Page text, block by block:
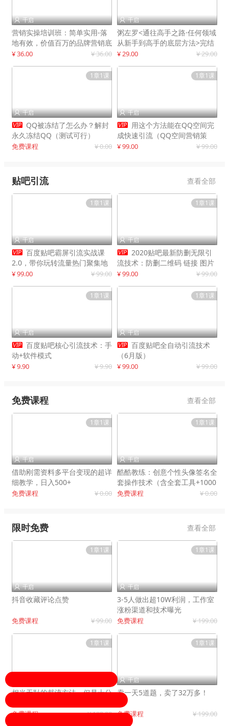
 千启
营销实操培训班：简单实用-落
地有效，价值百万的品牌营销底
层逻辑
¥ 36.00 ¥ 36.00
 千启
粥左罗<通往高手之路·任何领域
从新手到高手的底层方法>完结
¥ 29.00 ¥ 29.00
1章1课
 千启
 QQ被冻结了怎么办？解封
永久冻结QQ（测试可行）
免费课程 ¥ 0.00
1章1课
 千启
 用这个方法能在QQ空间完
成快速引流（QQ空间营销策
略）
¥ 99.00 ¥ 99.00
贴吧引流 查看全部
1章1课
 千启
 百度贴吧霸屏引流实战课
2.0，带你玩转流量热门聚集地
¥ 99.00 ¥ 99.00
1章1课
 千启
 2020贴吧最新防删无限引
流技术：防删二维码 链接 图片
制作
¥ 99.00 ¥ 99.00
1章1课
 千启
 百度贴吧核心引流技术：手
动+软件模式
¥ 9.90 ¥ 9.90
1章1课
 千启
 百度贴吧全自动引流技术
（6月版）
¥ 99.00 ¥ 99.00
免费课程 查看全部
1章1课
 千启
借助刚需资料多平台变现的超详
细教学，日入500+
免费课程 ¥ 0.00
1章1课
 千启
酷酷教练：创意个性头像签名全
套操作技术（含全套工具+1000
套模板）
免费课程 ¥ 0.00
限时免费 查看全部
1章1课
 千启
抖音收藏评论点赞
免费课程 ¥ 99.00
1章1课
 千启
3-5人做出超10W利润，工作室
涨粉渠道和技术曝光
免费课程 ¥ 199.00
1章1课
相当无耻的截流方法，但是十分
免费课程 ¥ 199.00
1章1课
 千启
卖一天5道题，卖了32万多！
免费课程 ¥ 199.00